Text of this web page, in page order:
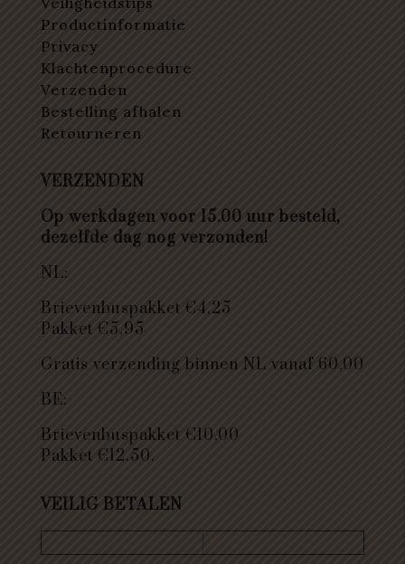
Productinformatie
Privacy
Klachtenprocedure
Verzenden
Bestelling afhalen
Retourneren
VERZENDEN
Op werkdagen voor 15.00 uur besteld,
dezelfde dag nog verzonden!
NL:
Brievenbuspakket €4,25
Pakket €5,95
Gratis verzending binnen NL vanaf 60,00
BE:
Brievenbuspakket €10,00
Pakket €12.50.
VEILIG BETALEN